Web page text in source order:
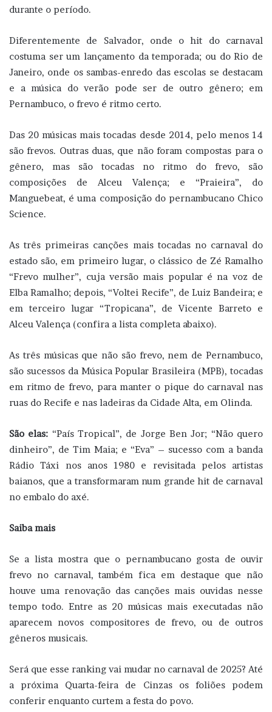
durante o período.
Diferentemente de Salvador, onde o hit do carnaval
costuma ser um lançamento da temporada; ou do Rio de
Janeiro, onde os sambas-enredo das escolas se destacam
e a música do verão pode ser de outro gênero; em
Pernambuco, o frevo é ritmo certo.
Das 20 músicas mais tocadas desde 2014, pelo menos 14
são frevos. Outras duas, que não foram compostas para o
gênero, mas são tocadas no ritmo do frevo, são
composições de Alceu Valença; e “Praieira”, do
Manguebeat, é uma composição do pernambucano Chico
Science.
As três primeiras canções mais tocadas no carnaval do
estado são, em primeiro lugar, o clássico de Zé Ramalho
“Frevo mulher”, cuja versão mais popular é na voz de
Elba Ramalho; depois, “Voltei Recife”, de Luiz Bandeira; e
em terceiro lugar “Tropicana”, de Vicente Barreto e
Alceu Valença (confira a lista completa abaixo).
As três músicas que não são frevo, nem de Pernambuco,
são sucessos da Música Popular Brasileira (MPB), tocadas
em ritmo de frevo, para manter o pique do carnaval nas
ruas do Recife e nas ladeiras da Cidade Alta, em Olinda.
São elas: “País Tropical”, de Jorge Ben Jor; “Não quero
dinheiro”, de Tim Maia; e “Eva” – sucesso com a banda
Rádio Táxi nos anos 1980 e revisitada pelos artistas
baianos, que a transformaram num grande hit de carnaval
no embalo do axé.
Saiba mais
Se a lista mostra que o pernambucano gosta de ouvir
frevo no carnaval, também fica em destaque que não
houve uma renovação das canções mais ouvidas nesse
tempo todo. Entre as 20 músicas mais executadas não
aparecem novos compositores de frevo, ou de outros
gêneros musicais.
Será que esse ranking vai mudar no carnaval de 2025? Até
a próxima Quarta-feira de Cinzas os foliões podem
conferir enquanto curtem a festa do povo.